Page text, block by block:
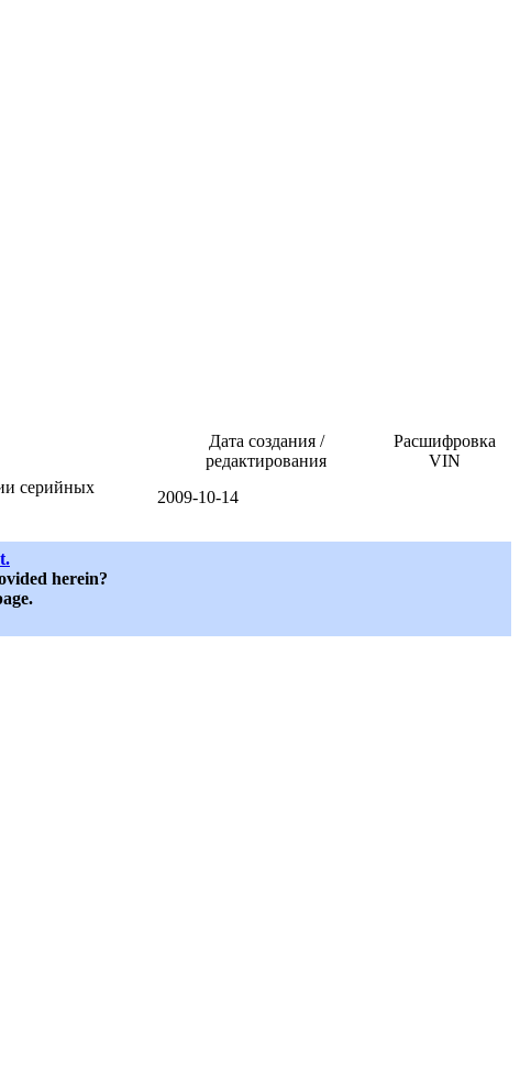
Дата создания /
редактирования
Расшифровка
VIN
серийных
2009-10-14
herein?